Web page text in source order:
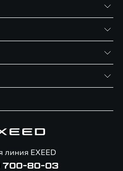
линия EXEED
700-80-03